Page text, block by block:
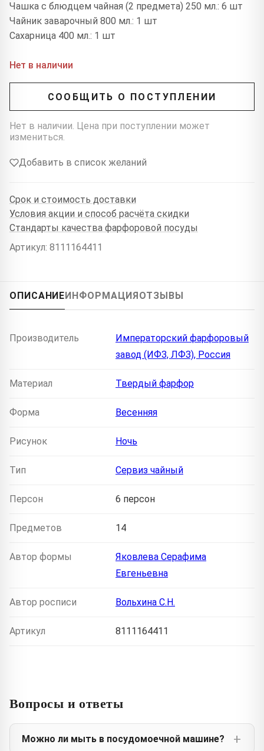
Чашка с блюдцем чайная (2 предмета) 250 мл.: 6 шт
Чайник заварочный 800 мл.: 1 шт
Сахарница 400 мл.: 1 шт
Нет в наличии
СООБЩИТЬ О ПОСТУПЛЕНИИ
Нет в наличии. Цена при поступлении может
измениться.
Добавить в список желаний
Срок и стоимость доставки
Условия акции и способ расчёта скидки
Стандарты качества фарфоровой посуды
Артикул: 8111164411
ОПИСАНИЕИНФОРМАЦИЯОТЗЫВЫ
Производитель
Императорский фарфоровый
завод (ИФЗ, ЛФЗ), Россия
Материал Твердый фарфор
Форма Весенняя
Рисунок Ночь
Тип Сервиз чайный
Персон 6 персон
Предметов 14
Автор формы
Яковлева Серафима
Евгеньевна
Автор росписи Вольхина С.Н.
Артикул 8111164411
Вопросы и ответы
Можно ли мыть в посудомоечной машине?